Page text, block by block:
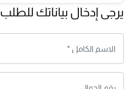
يرجى إدخال بياناتك للطلب